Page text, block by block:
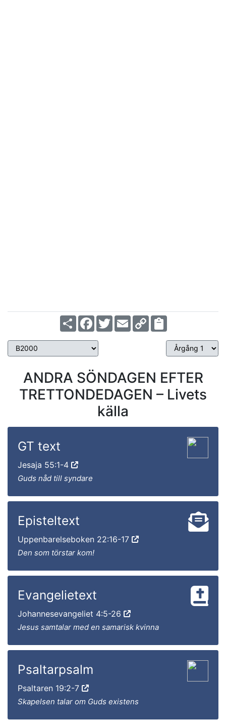
ShareFacebook
TwitterEmailCopy
Link
ANDRA SÖNDAGEN EFTER
TRETTONDEDAGEN – Livets
källa
GT text
Jesaja 55:1-4
Guds nåd till syndare
Episteltext
Uppenbarelseboken 22:16-17
Den som törstar kom!
Evangelietext
Johannesevangeliet 4:5-26
Jesus samtalar med en samarisk kvinna
Psaltarpsalm
Psaltaren 19:2-7
Skapelsen talar om Guds existens